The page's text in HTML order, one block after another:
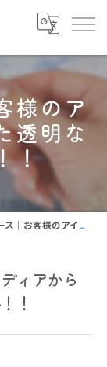
様のア
透明な
！
ィアから生まれた透明なジグソーパズル！！
ィアから
！